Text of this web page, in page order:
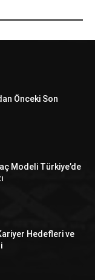
Önceki Son
Modeli Türkiye’de
Hedefleri ve